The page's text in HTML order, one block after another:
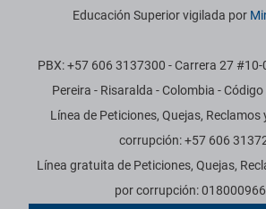
Educación Superior vigilada por
PBX: +57 606 3137300 - Carrera 27
Pereira - Risaralda - Colombia -
Línea de Peticiones, Quejas, Reclamos
corrupción: +57 606
Línea gratuita de Peticiones, Quejas,
por corrupción: